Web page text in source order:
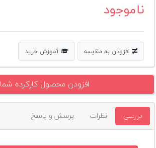
بله
ناموجود
افزودن به مقایسه آموزش خرید
افزودن محصول کارکرده شما
بررسی نظرات پرسش و پاسخ